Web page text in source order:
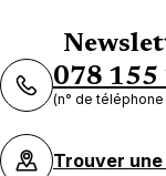
078 155
(n° de téléphone
Trouver